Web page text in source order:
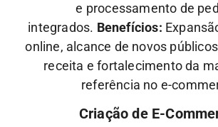
e processamento de
integrados. Benefícios:
online, alcance de novos
receita e fortalecimento da
referência no e-
Criação de E-